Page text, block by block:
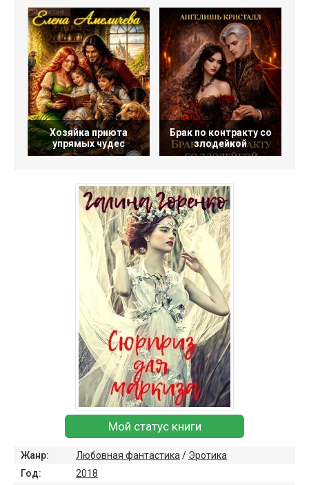
Хозяйка приюта
упрямых чудес
Брак по контракту со
злодейкой
Мой статус книги
Жанр: Любовная фантастика / Эротика
Год:
2018